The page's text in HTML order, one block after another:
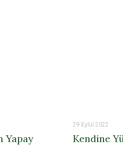
Yapay
29 Eylül 2022
Kendine